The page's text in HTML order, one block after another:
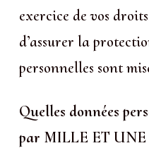
exercice de vos
d’assurer la
personnelles sont
Quelles données
par MILLE ET